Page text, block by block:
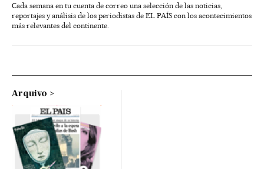
Cada semana en tu cuenta de correo una selección de las noticias,
reportajes y análisis de los periodistas de EL PAÍS con los acontecimientos
más relevantes del continente.
Arquivo